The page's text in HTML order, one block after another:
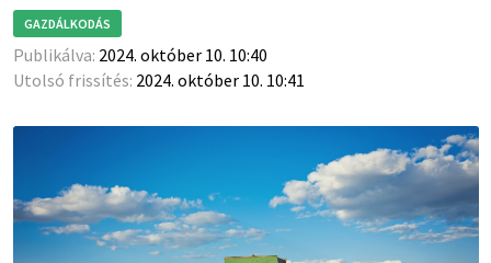
GAZDÁLKODÁS
Publikálva: 2024. október 10. 10:40
Utolsó frissítés: 2024. október 10. 10:41